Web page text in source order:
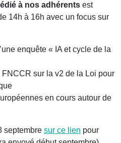
à nos adhérents est
14h à 16h avec un focus sur
enquête « IA et cycle de la
sur la v2 de la Loi pour
en cours autour de
septembre sur ce lien pour